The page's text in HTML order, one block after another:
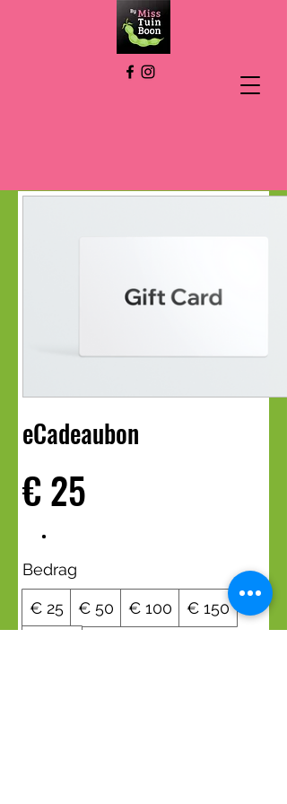
eCadeaubon
€ 25
Bedrag
€ 25 € 50 € 100
€ 150